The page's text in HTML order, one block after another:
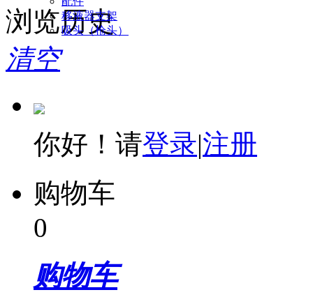
移液器支架
吸头（枪头）
浏览历史
清空
你好！请登录|注册
购物车
0
购物车